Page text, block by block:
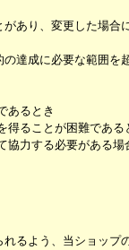
あり、変更した場合
達成に必要な範囲を
あるとき
得ることが困難である
力する必要がある
るよう、当ショップ